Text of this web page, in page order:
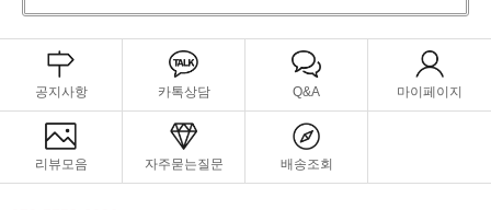
공지사항 카톡상담 Q&A 마이페이지
리뷰모음 자주묻는질문 배송조회